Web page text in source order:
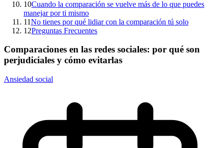
10Cuando la comparación se vuelve más de lo que puedes
manejar por ti mismo
11No tienes por qué lidiar con la comparación tú solo
12Preguntas Frecuentes
Comparaciones en las redes sociales: por qué son
perjudiciales y cómo evitarlas
Ansiedad social